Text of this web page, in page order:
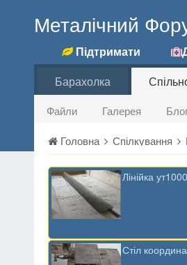
Металічний
Підтримати
Барахолка
Файли Галерея
Головна Спілкування
Лінійка
Стіл